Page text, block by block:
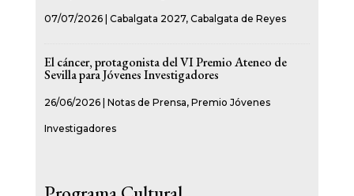
07/07/2026| Cabalgata 2027, Cabalgata de Reyes
El cáncer, protagonista del VI Premio Ateneo de
Sevilla para Jóvenes Investigadores
26/06/2026| Notas de Prensa, Premio Jóvenes
Investigadores